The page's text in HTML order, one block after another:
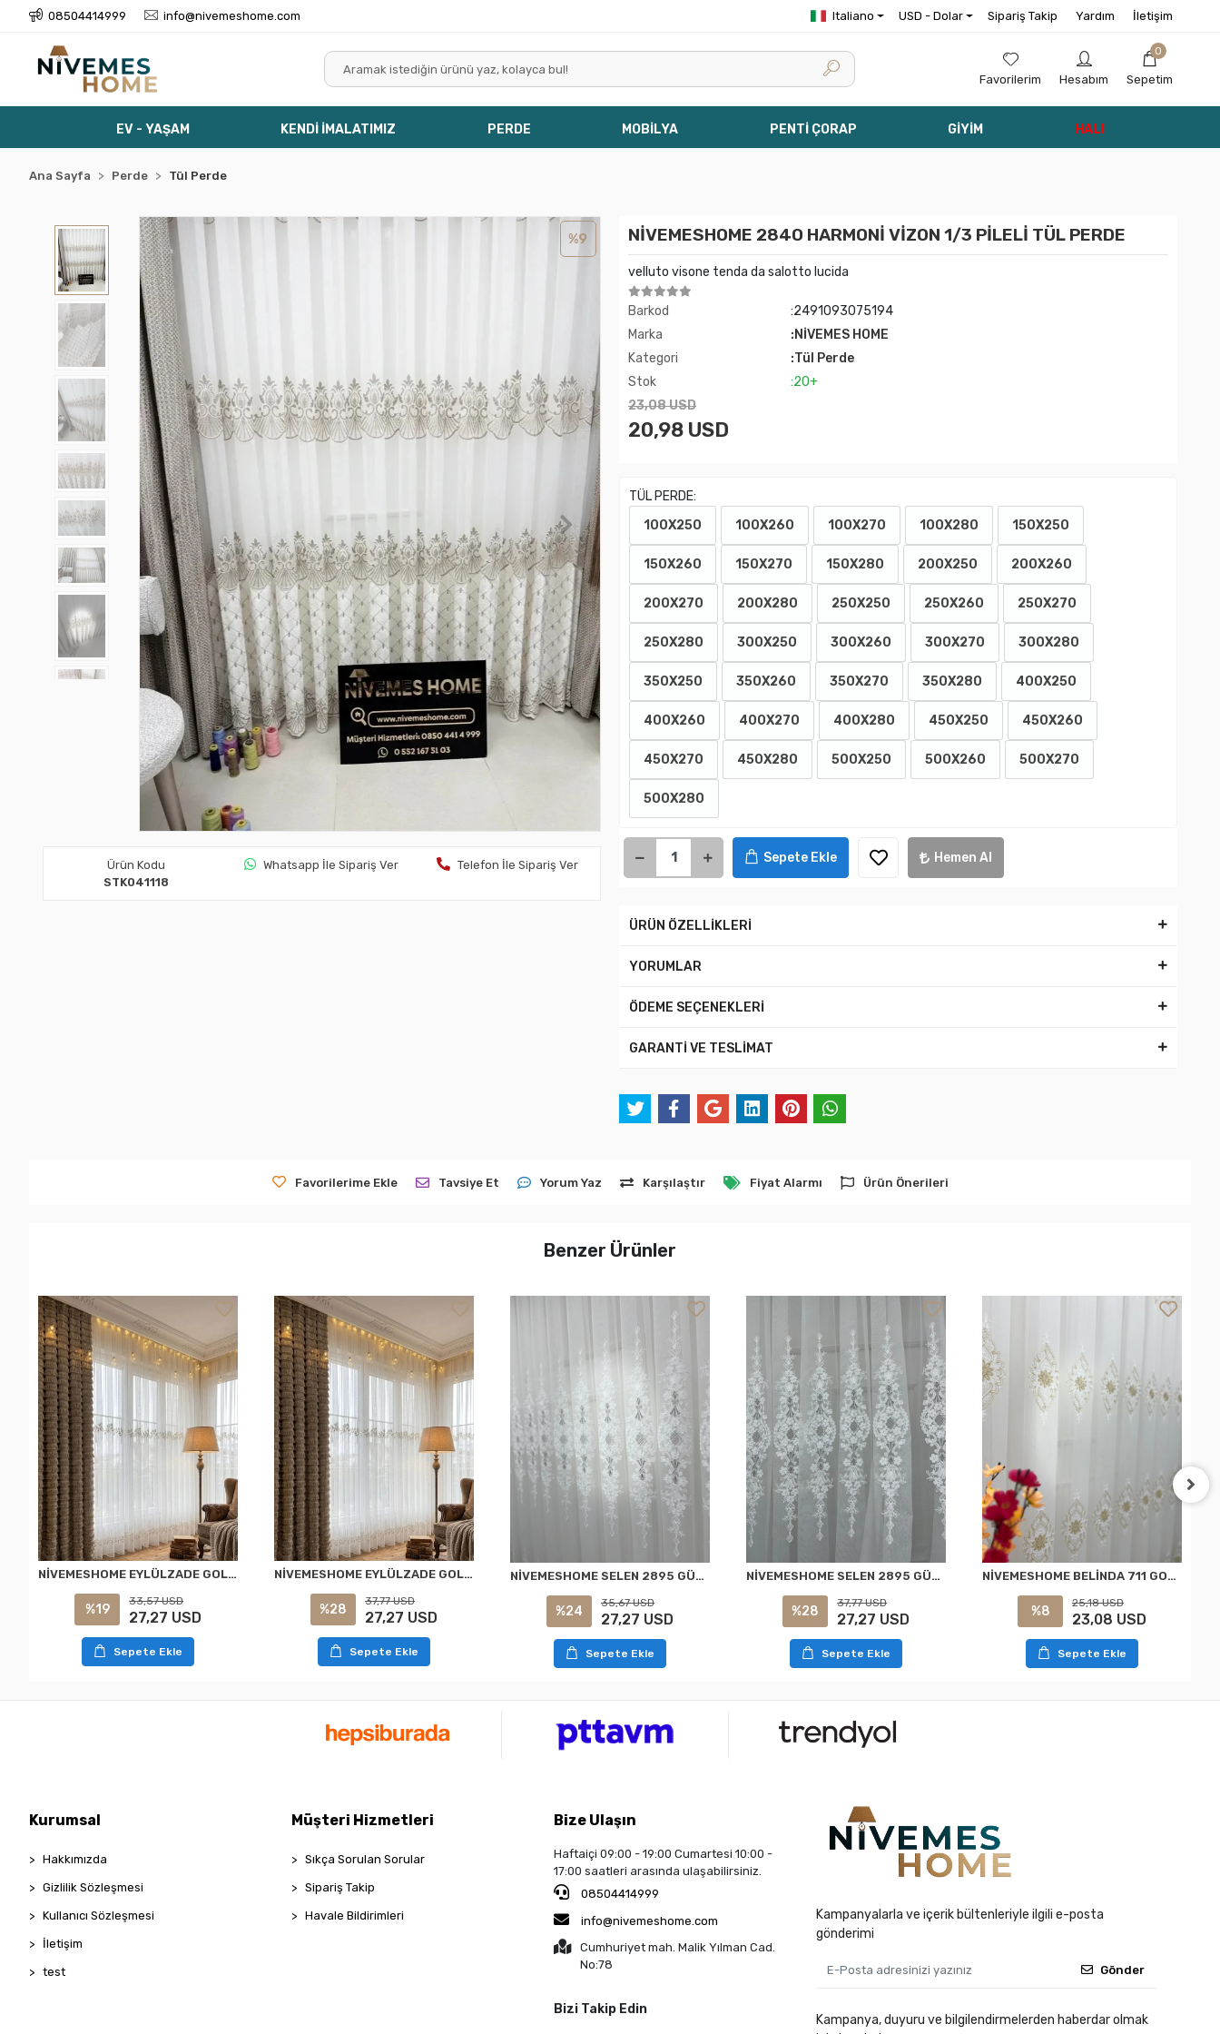
08504414999 info@nivemeshome.com Italiano USD - Dolar Sipariş Takip Yardım İletişim
Favorilerim Hesabım
0
Sepetim
EV - YAŞAM KENDİ İMALATIMIZ PERDE MOBİLYA PENTİ ÇORAP GİYİM HALI
Ana Sayfa Perde Tül Perde
%9
Ürün Kodu
STK041118
Whatsapp İle Sipariş Ver Telefon İle Sipariş Ver
NİVEMESHOME 2840 HARMONİ VİZON 1/3 PİLELİ TÜL PERDE
velluto visone tenda da salotto lucida
Barkod
:2491093075194
Marka
:NİVEMES HOME
Kategori
:Tül Perde
Stok
:20+
23,08 USD
20,98 USD
TÜL PERDE:
100X250
100X260 100X270 100X280 150X250
150X260 150X270 150X280 200X250 200X260
200X270 200X280 250X250 250X260 250X270
250X280 300X250 300X260 300X270 300X280
350X250 350X260 350X270 350X280 400X250
400X260 400X270 400X280 450X250 450X260
450X270 450X280 500X250 500X260 500X270
500X280
Sepete Ekle Hemen Al
ÜRÜN ÖZELLİKLERİ
YORUMLAR
ÖDEME SEÇENEKLERİ
GARANTİ VE TESLİMAT
Favorilerime Ekle Tavsiye Et Yorum Yaz Karşılaştır Fiyat Alarmı Ürün Önerileri
Benzer Ürünler
NİVEMESHOME EYLÜLZADE GOLD DETAY 1/2,5 PİLELİ TÜL PERDE APM
%19
33,57 USD
27,27 USD
Sepete Ekle
NİVEMESHOME EYLÜLZADE GOLD DETAY 1/3 PİLELİ TÜL PERDE APM
%28
37,77 USD
27,27 USD
Sepete Ekle
NİVEMESHOME SELEN 2895 GÜMÜŞ 1/2,5 PİLELİ TÜL PERDE APM
%24
35,67 USD
27,27 USD
Sepete Ekle
NİVEMESHOME SELEN 2895 GÜMÜŞ 1/3 PİLELİ TÜL PERDE APM
%28
37,77 USD
27,27 USD
Sepete Ekle
NİVEMESHOME BELİNDA 711 GOLD 1/2,5 PİLELİ TÜL PERDE APM
%8
25,18 USD
23,08 USD
Sepete Ekle
Kurumsal
Hakkımızda
Gizlilik Sözleşmesi
Kullanıcı Sözleşmesi
İletişim
test
Müşteri Hizmetleri
Sıkça Sorulan Sorular
Sipariş Takip
Havale Bildirimleri
Bize Ulaşın
Haftaiçi 09:00 - 19:00 Cumartesi 10:00 -
17:00 saatleri arasında ulaşabilirsiniz.
08504414999
info@nivemeshome.com
Cumhuriyet mah. Malik Yılman Cad.
No:78
Bizi Takip Edin
Kampanyalarla ve içerik bültenleriyle ilgili e-posta
gönderimi
Gönder
Kampanya, duyuru ve bilgilendirmelerden haberdar olmak